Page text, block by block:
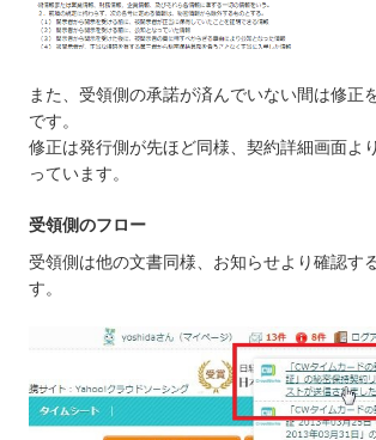
また、受領側の承諾が済んでいない間は修正
です。
修正は発行側が先ほど同様、契約詳細画面よ
っています。
受領側のフロー
受領側は他の文書同様、お知らせより確認す
す。